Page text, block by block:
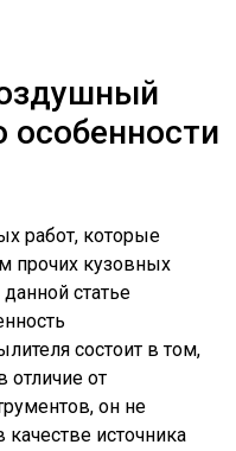
особенности
работ, которые
прочих кузовных
данной статье
состоит в том,
отличие от
он не
источника